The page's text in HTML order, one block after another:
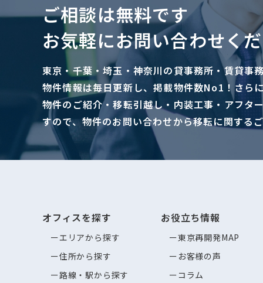
ご相談は無料です
お気軽にお問い合わせく
東京・千葉・埼玉・神奈川の貸事務所・賃貸事
物件情報は毎日更新し、掲載物件数No1！さら
物件のご紹介・移転引越し・内装工事・アフタ
すので、物件のお問い合わせから移転に関する
オフィスを探す
エリアから探す
住所から探す
路線・駅から探す
お役立ち情報
東京再開発MAP
お客様の声
コラム